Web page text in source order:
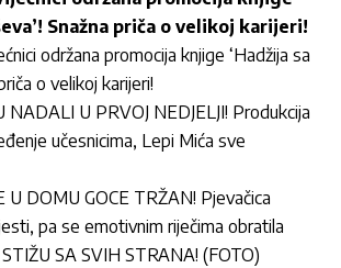
Snažna priča o velikoj karijeri!
održana promocija knjige ‘Hadžija sa
o velikoj karijeri!
NADALI U PRVOJ NEDJELJI! Produkcija
učesnicima, Lepi Mića sve
U DOMU GOCE TRŽAN! Pjevačica
pa se emotivnim riječima obratila
SA SVIH STRANA! (FOTO)